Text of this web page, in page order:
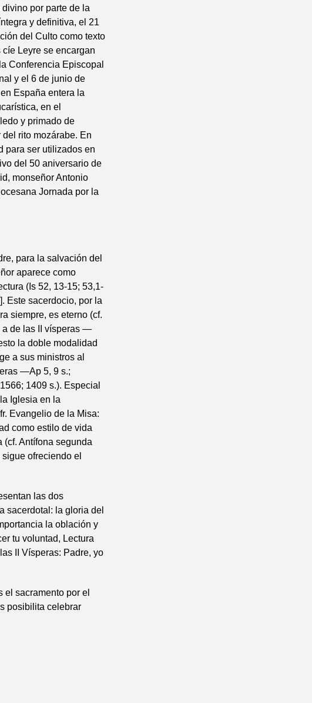
por parte de la
y definitiva, el 21
del Culto como texto
Leyre se encargan
Conferencia Episcopal
y el 6 de junio de
España entera la
en el
y primado de
rito mozárabe. En
para ser utilizados en
del 50 aniversario de
monseñor Antonio
Jornada por la
para la salvación del
aparece como
(Is 52, 13-15; 53,1-
Este sacerdocio, por la
siempre, es eterno (cf.
a de las II vísperas —
la doble modalidad
a sus ministros al
—Ap 5, 9 s.;
1409 s.). Especial
Iglesia en la
Evangelio de la Misa:
como estilo de vida
(cf. Antífona segunda
ofreciendo el
las dos
sacerdotal: la gloria del
la oblación y
tu voluntad, Lectura
II Vísperas: Padre, yo
el sacramento por el
posibilita celebrar